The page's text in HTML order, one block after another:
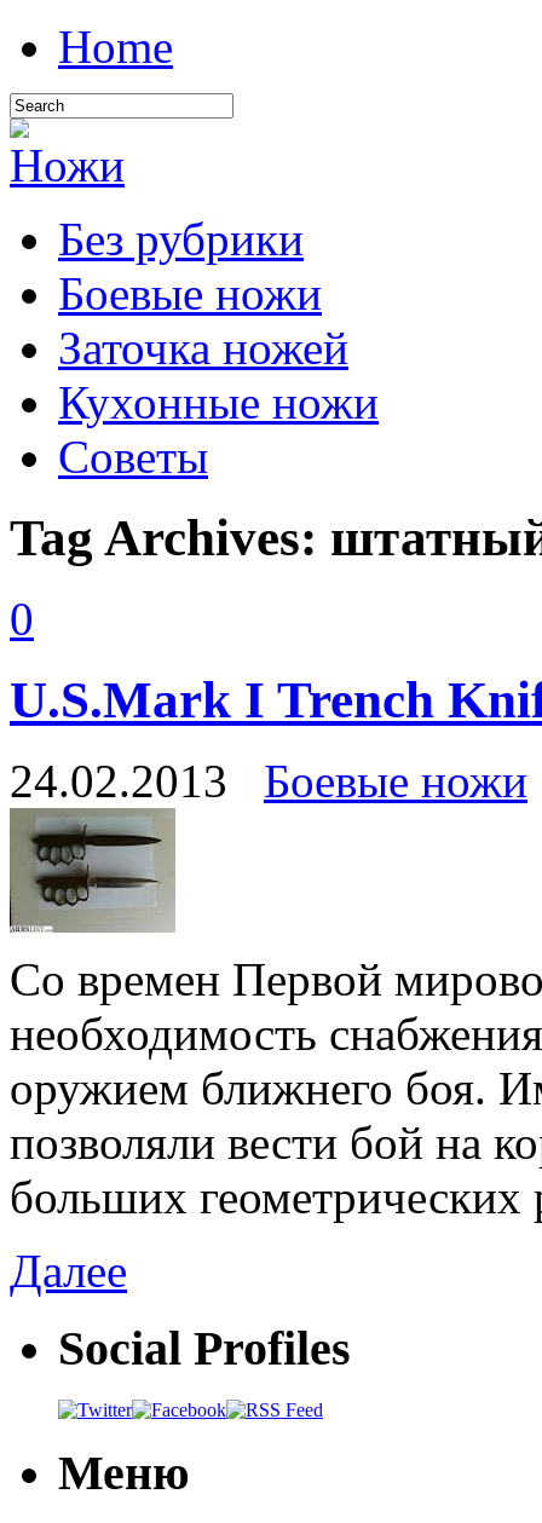
Home
Без рубрики
Боевые ножи
Заточка ножей
Кухонные ножи
Советы
Tag Archives:
0
U.S.Mark I Trench
24.02.2013 Боевые ножи
Со времен Первой
необходимость
оружием ближнего боя.
позволяли вести бой на
больших геометрических
Далее
Social Profiles
Меню